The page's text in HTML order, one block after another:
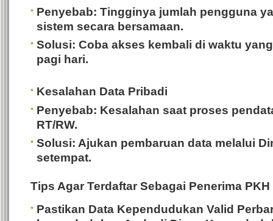
Penyebab: Tingginya jumlah pengguna
sistem secara bersamaan.
Solusi: Coba akses kembali di waktu
pagi hari.
Kesalahan Data Pribadi
Penyebab: Kesalahan saat proses
RT/RW.
Solusi: Ajukan pembaruan data melalui
setempat.
Tips Agar Terdaftar Sebagai Penerima PKH
Pastikan Data Kependudukan Valid